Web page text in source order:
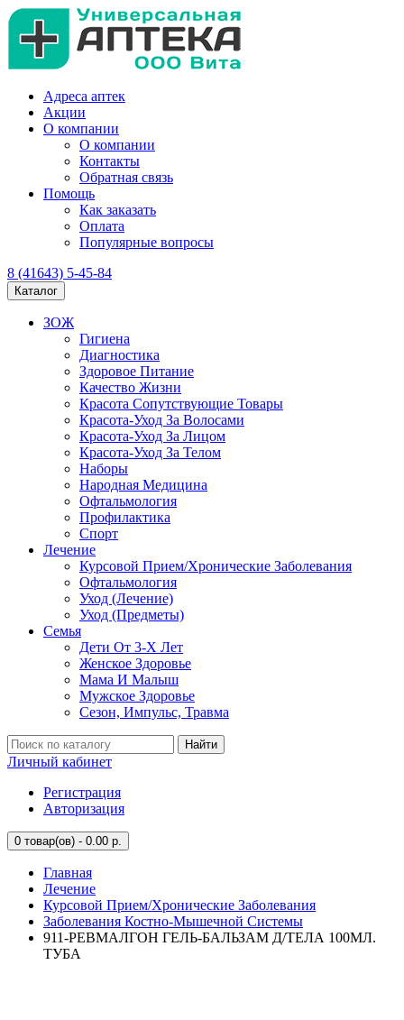
Адреса аптек
Акции
О компании
О компании
Контакты
Обратная связь
Помощь
Как заказать
Оплата
Популярные вопросы
8 (41643) 5-45-84
Каталог
ЗОЖ
Гигиена
Диагностика
Здоровое Питание
Качество Жизни
Красота Сопутствующие Товары
Красота-Уход За Волосами
Красота-Уход За Лицом
Красота-Уход За Телом
Наборы
Народная Медицина
Офтальмология
Профилактика
Спорт
Лечение
Курсовой Прием/Хронические Заболевания
Офтальмология
Уход (Лечение)
Уход (Предметы)
Семья
Дети От 3-Х Лет
Женское Здоровье
Мама И Малыш
Мужское Здоровье
Сезон, Импульс, Травма
Найти
Личный кабинет
Регистрация
Авторизация
0 товар(ов) - 0.00 р.
Главная
Лечение
Курсовой Прием/Хронические Заболевания
Заболевания Костно-Мышечной Системы
911-РЕВМАЛГОН ГЕЛЬ-БАЛЬЗАМ Д/ТЕЛА 100МЛ.
ТУБА